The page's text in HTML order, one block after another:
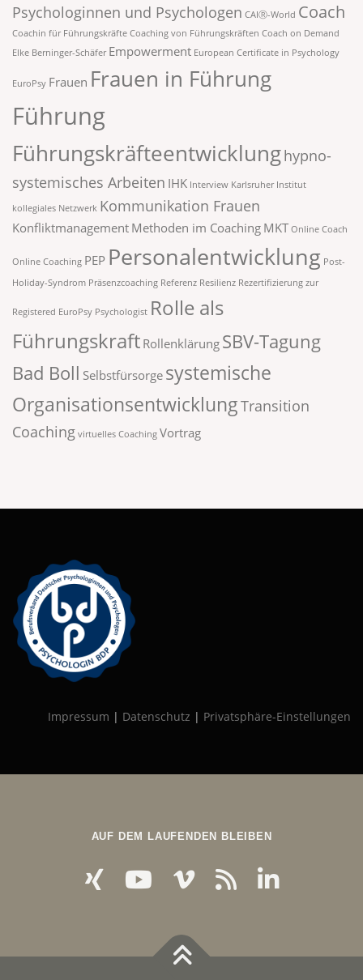
Psychologinnen und Psychologen CAIⓇ-World Coach
Coachin für Führungskräfte Coaching von Führungskräften Coach on Demand
Elke Berninger-Schäfer Empowerment European Certificate in Psychology
EuroPsy Frauen Frauen in Führung
Führung
Führungskräfteentwicklunghypno-
systemisches Arbeiten IHK Interview Karlsruher Institut
kollegiales Netzwerk Kommunikation Frauen
Konfliktmanagement Methoden im Coaching MKT Online Coach
Online Coaching PEP Personalentwicklung Post-
Holiday-Syndrom Präsenzcoaching Referenz Resilienz Rezertifizierung zur
Registered EuroPsy Psychologist Rolle als
Führungskraft Rollenklärung SBV-Tagung
Bad Boll Selbstfürsorge systemische
OrganisationsentwicklungTransition
Coaching virtuelles Coaching Vortrag
Impressum | Datenschutz | Privatsphäre-Einstellungen
AUF DEM LAUFENDEN BLEIBEN